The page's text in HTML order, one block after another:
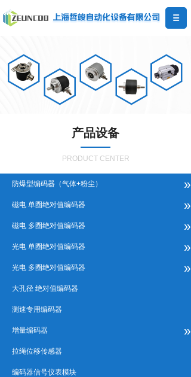
产品设备
PRODUCT CENTER
防爆型编码器（气体+粉尘） »
磁电 单圈绝对值编码器 »
磁电 多圈绝对值编码器 »
光电 单圈绝对值编码器 »
光电 多圈绝对值编码器 »
大孔径 绝对值编码器
测速专用编码器
增量编码器 »
拉绳位移传感器
编码器信号仪表模块